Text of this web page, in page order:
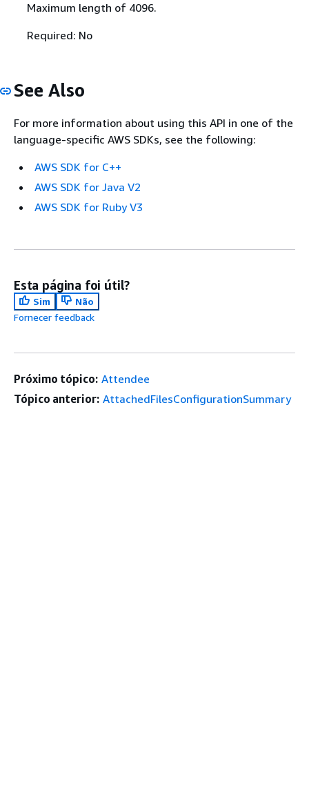
Maximum length of 4096.
Required: No
See Also
For more information about using this API in one of the
language-specific AWS SDKs, see the following:
AWS SDK for C++
AWS SDK for Java V2
AWS SDK for Ruby V3
Esta página foi útil?
Sim
Não
Fornecer feedback
Próximo tópico: Attendee
Tópico anterior: AttachedFilesConfigurationSummary